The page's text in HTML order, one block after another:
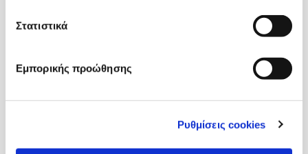
Στατιστικά
Εμπορικής προώθησης
Ρυθμίσεις cookies